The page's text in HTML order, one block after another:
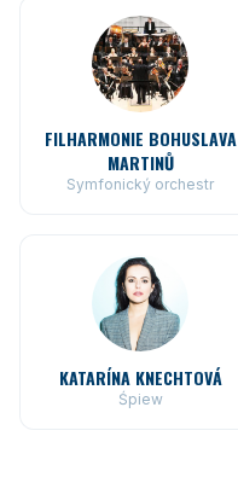
FILHARMONIE BOHUSLAVA
MARTINŮ
Symfonický orchestr
KATARÍNA KNECHTOVÁ
Śpiew